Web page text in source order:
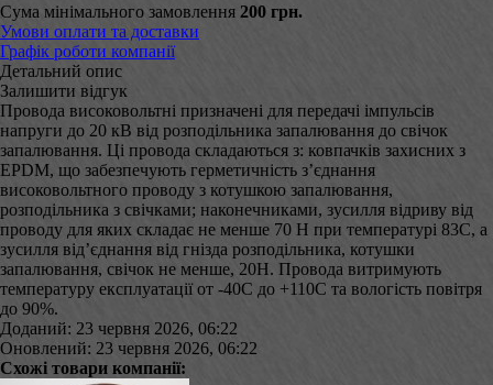
Сума мінімального замовлення 200 грн.
Умови оплати та доставки
Графік роботи компанії
Детальний опис
Залишити відгук
Провода високовольтні призначені для передачі імпульсів
напруги до 20 кВ від розподільника запалювання до свічок
запалювання. Ці провода складаються з: ковпачків захисних з
EPDM, що забезпечують герметичність з’єднання
високовольтного проводу з котушкою запалювання,
розподільника з свічками; наконечниками, зусилля відриву від
проводу для яких складає не менше 70 Н при температурі 83С, а
зусилля від’єднання від гнізда розподільника, котушки
запалювання, свічок не менше, 20Н. Провода витримують
температуру експлуатації от -40С до +110С та вологість повітря
до 90%.
Доданий: 23 червня 2026, 06:22
Оновлений: 23 червня 2026, 06:22
Схожі товари компанії: